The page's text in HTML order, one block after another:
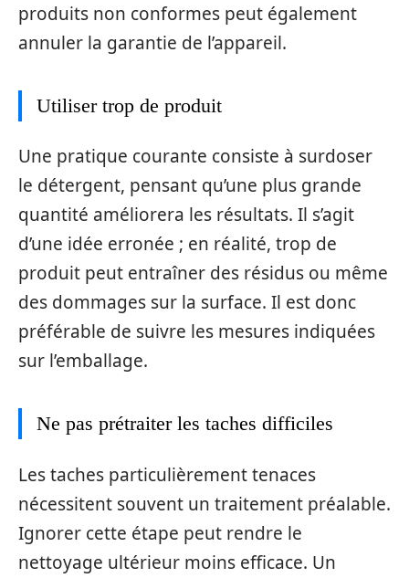
produits non conformes peut également
annuler la garantie de l’appareil.
Utiliser trop de produit
Une pratique courante consiste à surdoser
le détergent, pensant qu’une plus grande
quantité améliorera les résultats. Il s’agit
d’une idée erronée ; en réalité, trop de
produit peut entraîner des résidus ou même
des dommages sur la surface. Il est donc
préférable de suivre les mesures indiquées
sur l’emballage.
Ne pas prétraiter les taches difficiles
Les taches particulièrement tenaces
nécessitent souvent un traitement préalable.
Ignorer cette étape peut rendre le
nettoyage ultérieur moins efficace. Un